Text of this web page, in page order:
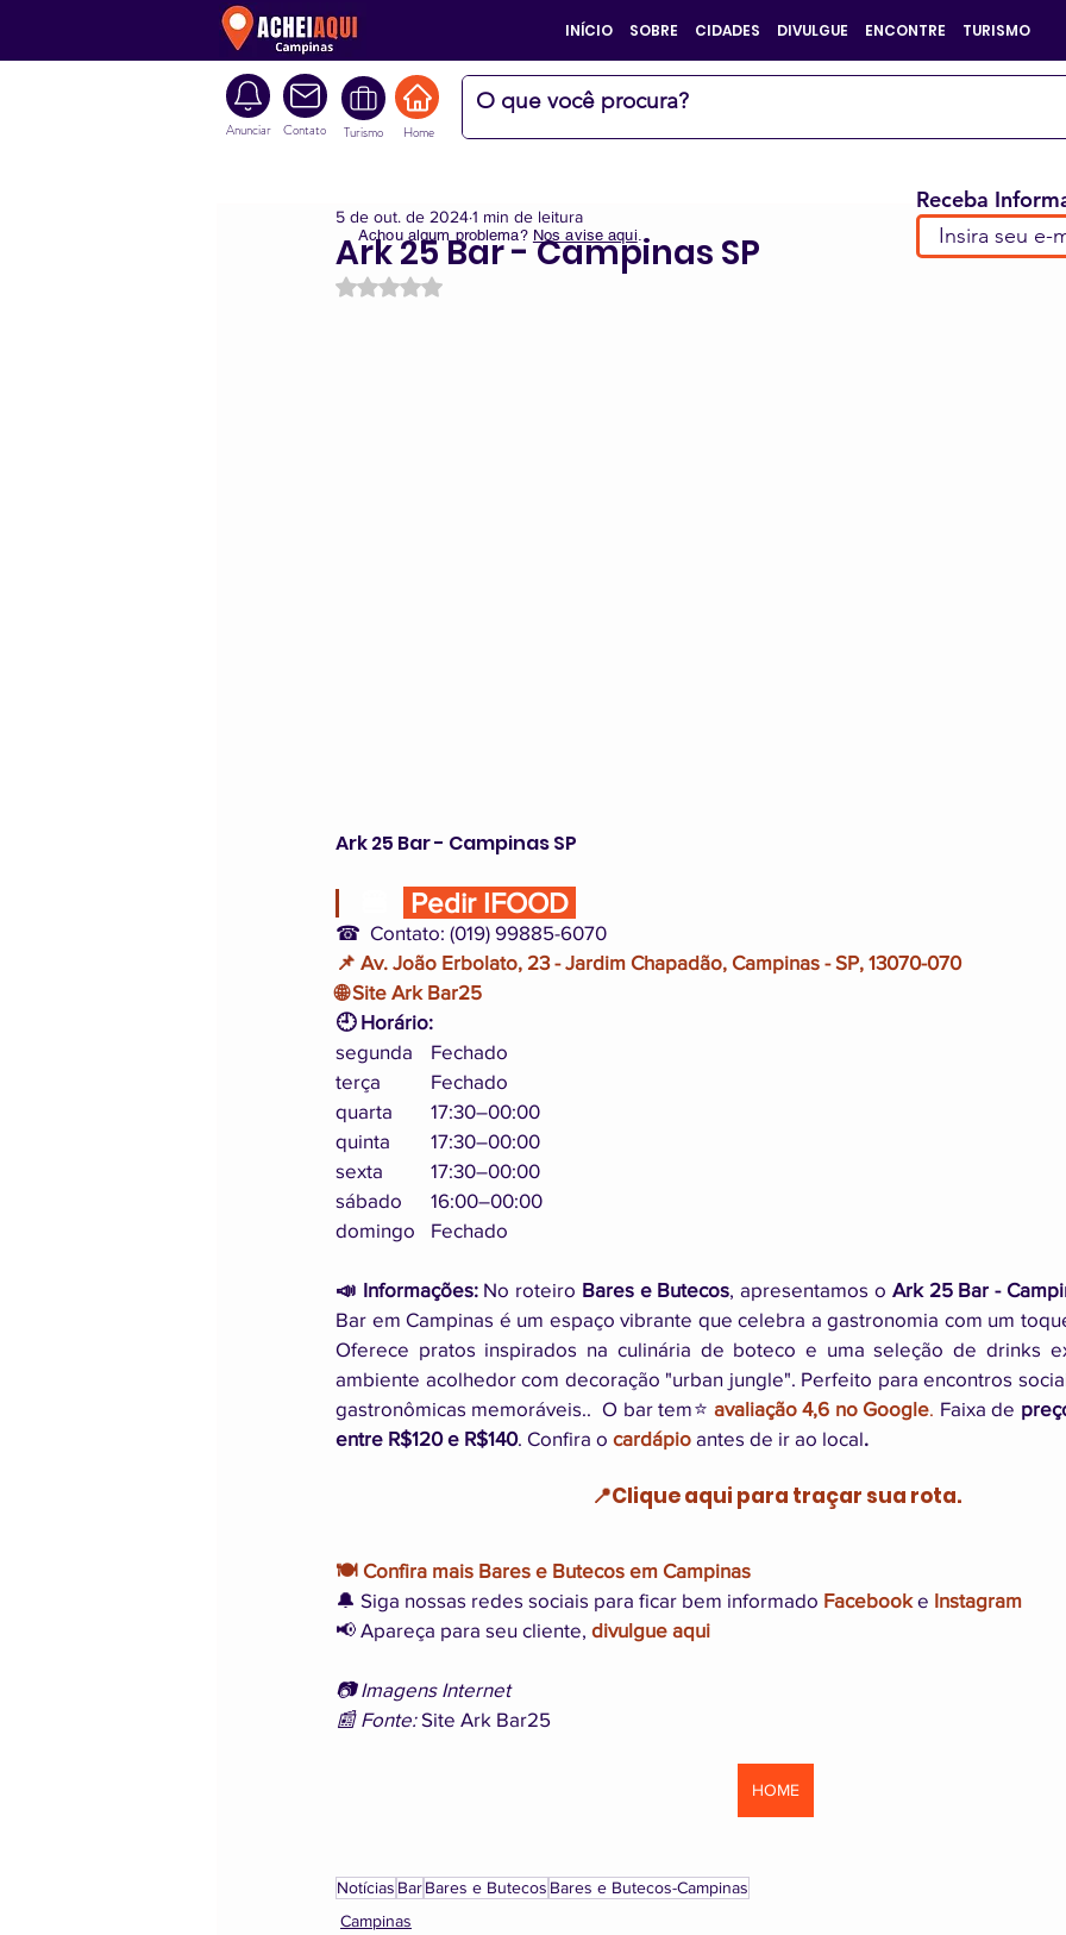
INÍCIO SOBRE CIDADES DIVULGUE ENCONTRE TURISMO
Contato
Anunciar Turismo Home
Ark 25 Bar - Campinas SP
5 de out. de 20241 min de leitura
Avaliado com NaN de 5 estrelas.
Ark 25 Bar - Campinas SP
Pedir IFOOD
☎  Contato: (019) 99885-6070
📌 Av. João Erbolato, 23 - Jardim Chapadão, Campinas - SP, 13070-070
🌐 Site Ark Bar25
🕘 Horário:
segunda	Fechado
terça		Fechado
quarta	17:30–00:00
quinta	17:30–00:00
sexta 	17:30–00:00
sábado	16:00–00:00
domingo	Fechado
📣 Informações: No roteiro Bares e Butecos, apresentamos o Ark 25 Bar -
Bar em Campinas é um espaço vibrante que celebra a gastronomia com um
Oferece pratos inspirados na culinária de boteco e uma seleção de drinks
ambiente acolhedor com decoração "urban jungle". Perfeito para encontros
gastronômicas memoráveis..  O bar tem⭐ avaliação 4,6 no Google. Faixa de
entre R$120 e R$140. Confira o cardápio antes de ir ao local.
📍Clique aqui para traçar sua rota.
🍽️ Confira mais Bares e Butecos em Campinas
🔔 Siga nossas redes sociais para ficar bem informado Facebook e Instagram
📢 Apareça para seu cliente, divulgue aqui
📷 Imagens Internet
📰 Fonte: Site Ark Bar25
HOME
Notícias BarBares e Butecos Bares e Butecos-Campinas
Campinas
Achou algum problema? Nos avise aqui.
Receba